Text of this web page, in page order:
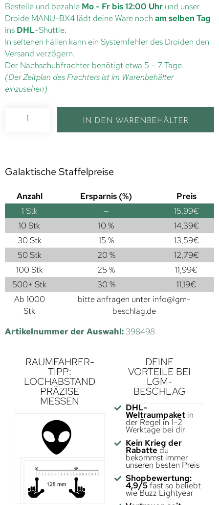
Bestelle und bezahle Mo - Fr bis 12:00 Uhr und unser
Droide MANU-BX4 lädt deine Ware noch am selben Tag
ins DHL-Shuttle.
In seltenen Fällen kann ein Systemfehler des Droiden den
Versand verzögern.
Der Nachschubfrachter benötigt etwa 5 – 7 Tage.
(Der Zeitplan des Frachters ist im Warenbehälter
einzusehen)
IN DEN WARENBEHÄLTER
Galaktische Staffelpreise
Anzahl Ersparnis (%)
Preis
1 Stk — 15,99€
10 Stk
10 % 14,39€
30 Stk
15 % 13,59€
50 Stk
20 % 12,79€
100 Stk
25 % 11,99€
500+ Stk
30 % 11,19€
Ab 1000
Stk
bitte anfragen unter info@lgm-
beschlag.de
Artikelnummer der Auswahl: 398498
RAUMFAHRER-
TIPP:
LOCHABSTAND
PRÄZISE
MESSEN
DEINE
VORTEILE BEI
LGM-
BESCHLAG
DHL-
Weltraumpaketin
der Regel in 1–2
Werktage bei dir
Kein Krieg der
Rabatte du
bekommst immer
unseren besten Preis
Shopbewertung:
4,9/5fast so beliebt
wie Buzz Lightyear